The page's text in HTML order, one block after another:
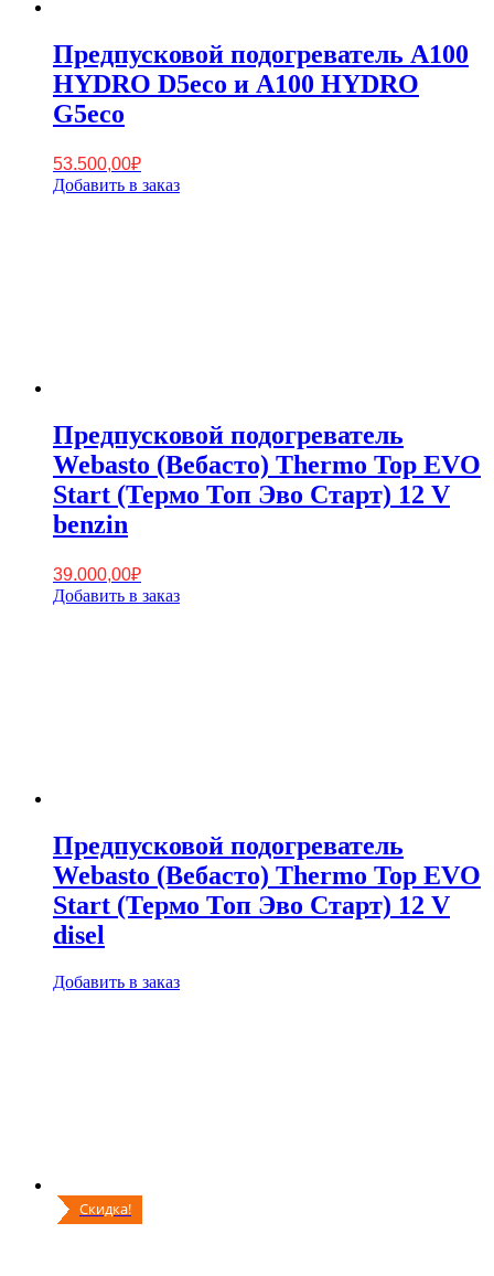
Предпусковой подогреватель A100
HYDRO D5eco и А100 HYDRO
G5eco
53.500,00₽
Добавить в заказ
Предпусковой подогреватель
Webasto (Вебасто) Thermo Top EVO
Start (Термо Топ Эво Старт) 12 V
benzin
39.000,00₽
Добавить в заказ
Предпусковой подогреватель
Webasto (Вебасто) Thermo Top EVO
Start (Термо Топ Эво Старт) 12 V
disel
Добавить в заказ
Скидка!